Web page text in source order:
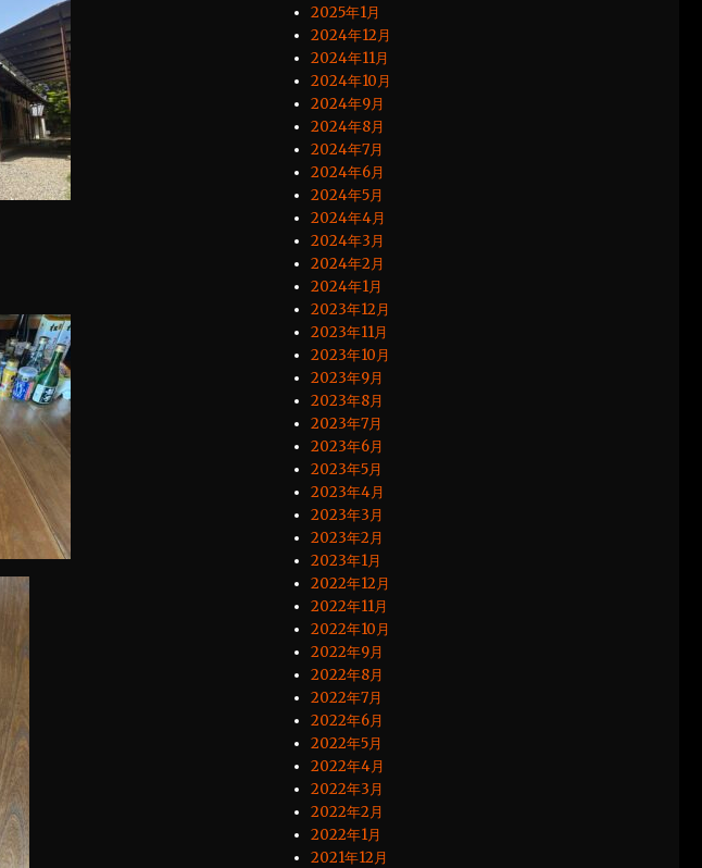
2025年1月
2024年12月
2024年11月
2024年10月
2024年9月
2024年8月
2024年7月
2024年6月
2024年5月
2024年4月
2024年3月
2024年2月
2024年1月
2023年12月
2023年11月
2023年10月
2023年9月
2023年8月
2023年7月
2023年6月
2023年5月
2023年4月
2023年3月
2023年2月
2023年1月
2022年12月
2022年11月
2022年10月
2022年9月
2022年8月
2022年7月
2022年6月
2022年5月
2022年4月
2022年3月
2022年2月
2022年1月
2021年12月